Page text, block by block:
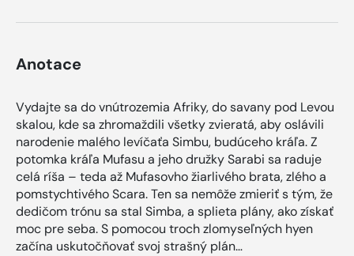
Anotace
Vydajte sa do vnútrozemia Afriky, do savany pod Levou
skalou, kde sa zhromaždili všetky zvieratá, aby oslávili
narodenie malého levíčaťa Simbu, budúceho kráľa. Z
potomka kráľa Mufasu a jeho družky Sarabi sa raduje
celá ríša – teda až Mufasovho žiarlivého brata, zlého a
pomstychtivého Scara. Ten sa nemôže zmieriť s tým, že
dedičom trónu sa stal Simba, a splieta plány, ako získať
moc pre seba. S pomocou troch zlomyseľných hyen
začína uskutočňovať svoj strašný plán…